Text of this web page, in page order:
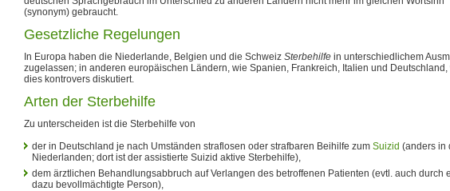
(synonym) gebraucht.
Gesetzliche Regelungen
In Europa haben die Niederlande, Belgien und die Schweiz Sterbehilfe in unterschiedlichem
zugelassen; in anderen europäischen Ländern, wie Spanien, Frankreich, Italien und Deutschland,
dies kontrovers diskutiert.
Arten der Sterbehilfe
Zu unterscheiden ist die Sterbehilfe von
der in Deutschland je nach Umständen straflosen oder strafbaren Beihilfe zum Suizid (anders in
Niederlanden; dort ist der assistierte Suizid aktive Sterbehilfe),
dem ärztlichen Behandlungsabbruch auf Verlangen des betroffenen Patienten (evtl. auch durch
dazu bevollmächtigte Person),